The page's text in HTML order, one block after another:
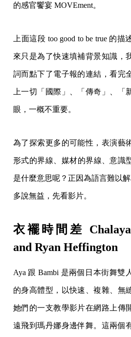
的感官饗宴 MOVEment。
上面這段 too good to be true 的
來只是為了快速填補背景知識，
詞而點下了電子報的連結，看完
上一切「國際」、「傳奇」、「
眼，一概不重要。
為了探索更多的可能性，表演藝
形式的界線、媒材的界線、意
是什麼意思呢？正因為語言難以解
多說無益，先看影片。
衣襬時間差
and Ryan Heffington
Aya 跟 Bambi 是兩個日本街舞雙
的身高體型，以快速、複雜、無
她們的一支教學影片在網路上傳
遠飛到瑪丹娜身邊伴舞。這兩個